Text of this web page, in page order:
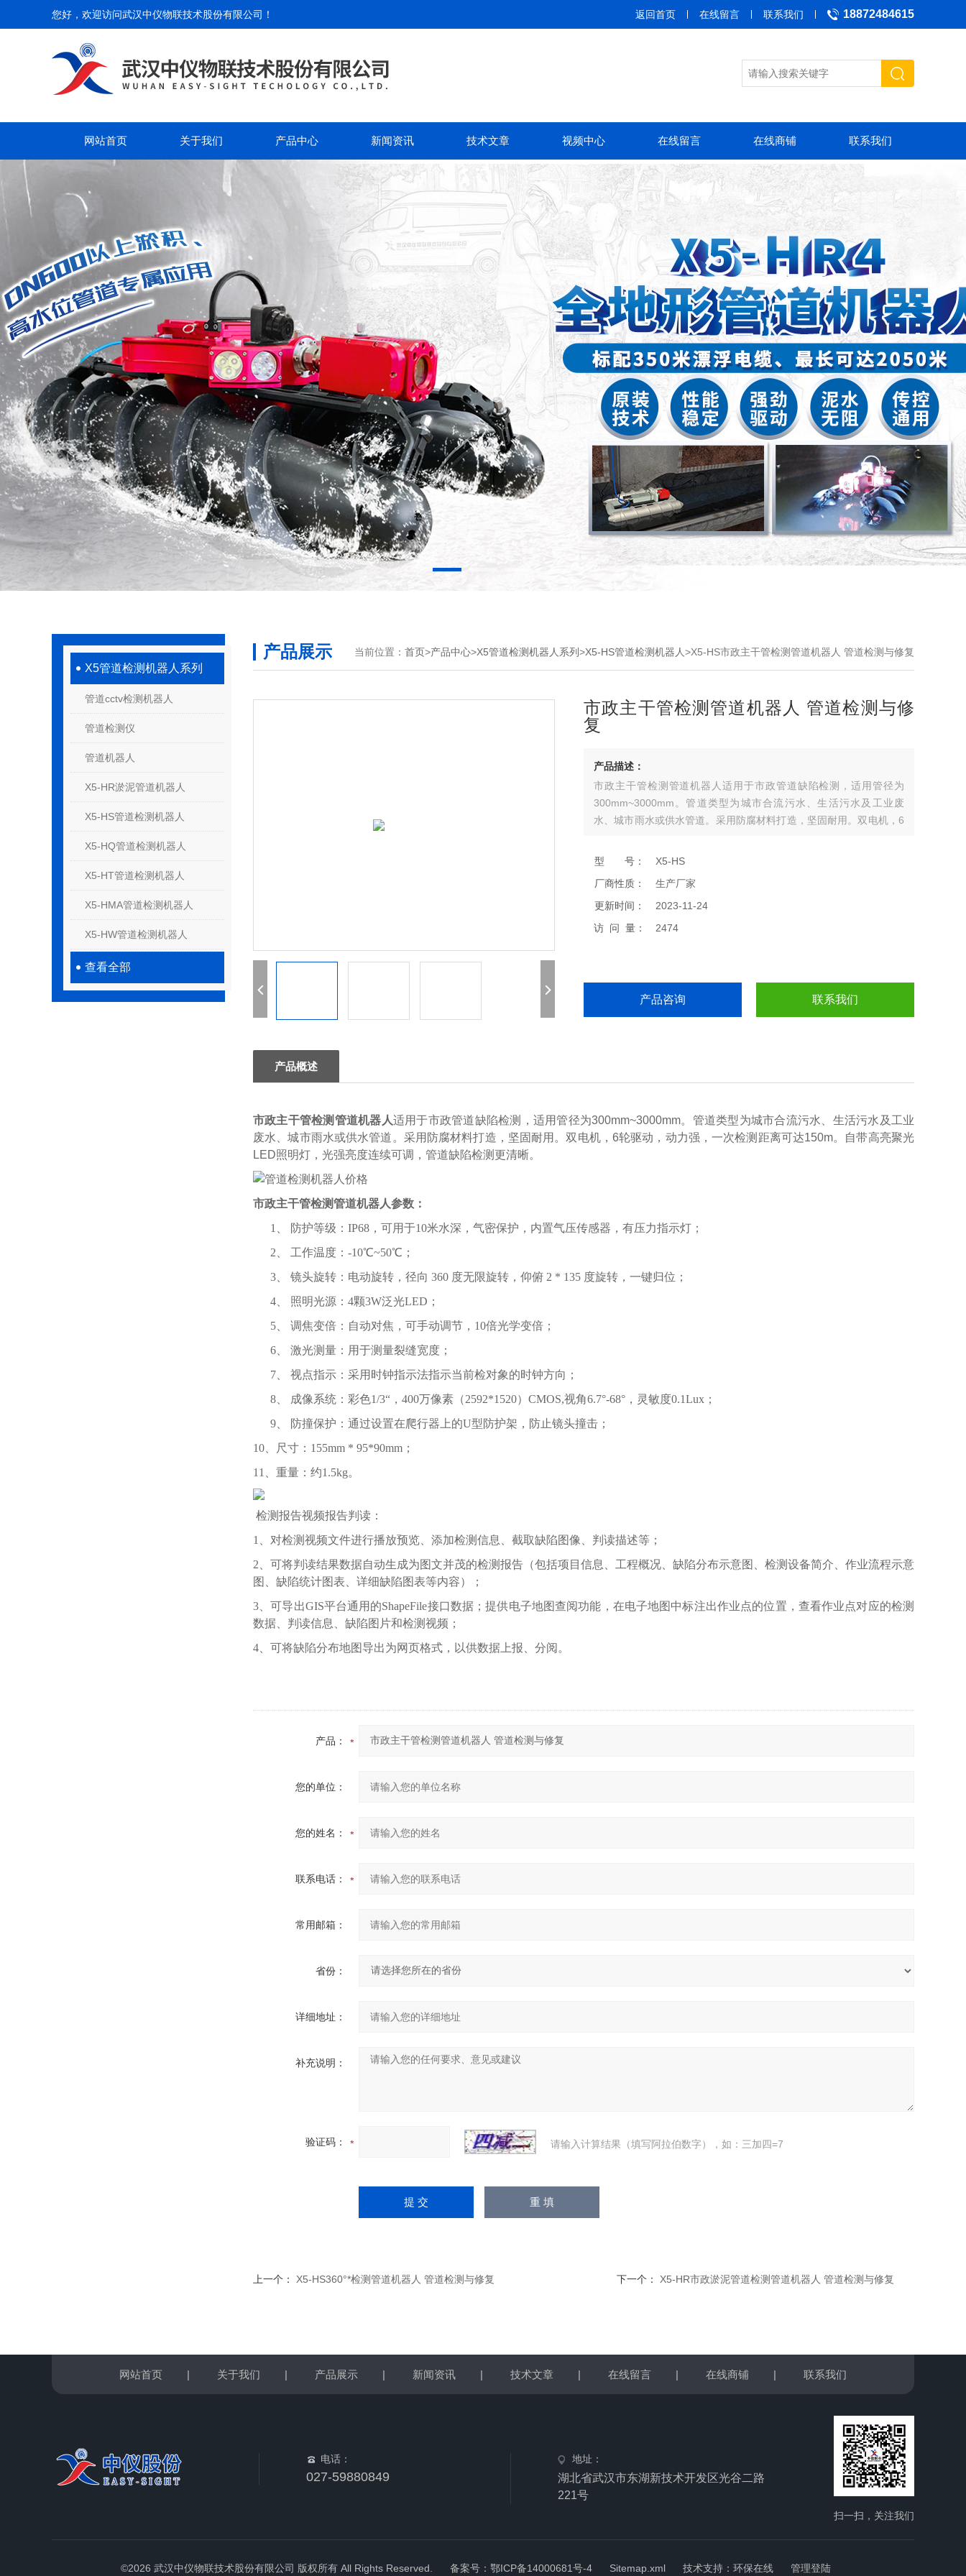
您好，欢迎访问武汉中仪物联技术股份有限公司 ！ 18872484615
返回首页 在线留言 联系我们
网站首页 关于我们 产品中心 新闻资讯 技术文章 视频中心 在线留言 在线商铺 联系我们
X5管道检测机器人系列
管道cctv检测机器人
管道检测仪
管道机器人
X5-HR淤泥管道机器人
X5-HS管道检测机器人
X5-HQ管道检测机器人
X5-HT管道检测机器人
X5-HMA管道检测机器人
X5-HW管道检测机器人
查看全部
产品展示 当前位置： 首页>产品中心>X5管道检测机器人系列>X5-HS管道检测机器人>X5-HS市政主干管检测管道机器人 管道检测与修复
市政主干管检测管道机器人 管道检测与修
复
产品描述：
市政主干管检测管道机器人适用于市政管道缺陷检测，适用管径为
300mm~3000mm。管道类型为城市合流污水、生活污水及工业废
水、城市雨水或供水管道。采用防腐材料打造，坚固耐用。双电机，6
灯，光强亮度连续可调，管道缺陷检测更清晰。
型 号：
X5-HS
厂商性质：
生产厂家
更新时间：
2023-11-24
访 问 量：
2474
产品咨询 联系我们
产品概述
市政主干管检测管道机器人适用于市政管道缺陷检测，适用管径为300mm~3000mm。管道类型为城市合流污水、生活污水及工业
废水、城市雨水或供水管道。采用防腐材料打造，坚固耐用。双电机，6轮驱动，动力强，一次检测距离可达150m。自带高亮聚光
LED照明灯，光强亮度连续可调，管道缺陷检测更清晰。
市政主干管检测管道机器人​参数：
1、 防护等级：IP68，可用于10米水深，气密保护，内置气压传感器，有压力指示灯；
2、 工作温度：-10℃~50℃；
3、 镜头旋转：电动旋转，径向 360 度无限旋转，仰俯 2 * 135 度旋转，一键归位；
4、 照明光源：4颗3W泛光LED；
5、 调焦变倍：自动对焦，可手动调节，10倍光学变倍；
6、 激光测量：用于测量裂缝宽度；
7、 视点指示：采用时钟指示法指示当前检对象的时钟方向；
8、 成像系统：彩色1/3“，400万像素（2592*1520）CMOS,视角6.7°-68°，灵敏度0.1Lux；
9、 防撞保护：通过设置在爬行器上的U型防护架，防止镜头撞击；
10、尺寸：155mm * 95*90mm；
11、重量：约1.5kg。
检测报告视频报告判读：
1、对检测视频文件进行播放预览、添加检测信息、截取缺陷图像、判读描述等；
2、可将判读结果数据自动生成为图文并茂的检测报告（包括项目信息、工程概况、缺陷分布示意图、检测设备简介、作业流程示意
图、缺陷统计图表、详细缺陷图表等内容）；
3、可导出GIS平台通用的ShapeFile接口数据；提供电子地图查阅功能，在电子地图中标注出作业点的位置，查看作业点对应的检测
数据、判读信息、缺陷图片和检测视频；
4、可将缺陷分布地图导出为网页格式，以供数据上报、分阅。
产品：
您的单位：
您的姓名：
联系电话：
常用邮箱：
省份：
详细地址：
补充说明：
验证码： 请输入计算结果（填写阿拉伯数字），如：三加四=7
上一个： X5-HS360°*检测管道机器人 管道检测与修复 下一个： X5-HR市政淤泥管道检测管道机器人 管道检测与修复
网站首页 | 关于我们 | 产品展示 | 新闻资讯 | 技术文章 | 在线留言 | 在线商铺 | 联系我们
电话：
027-59880849
地址：
湖北省武汉市东湖新技术开发区光谷二路
221号
扫一扫，关注我们
©2026 武汉中仪物联技术股份有限公司 版权所有 All Rights Reserved. 备案号：鄂ICP备14000681号-4 Sitemap.xml 技术支持： 环保在线 管理登陆